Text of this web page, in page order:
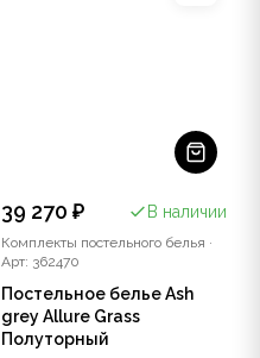
39 270 ₽ В наличии
Комплекты постельного белья ·
Арт: 362470
Постельное белье Ash
grey Allure Grass
Полуторный